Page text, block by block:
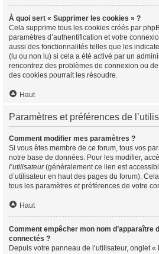
À quoi sert « Supprimer les cookies » ?
Cela supprime tous les cookies créés par
paramètres d’authentification et votre
aussi des fonctionnalités telles que les
(lu ou non lu) si cela a été activé par un
rencontrez des problèmes de connexion ou
des cookies pourrait les résoudre.
Haut
Paramètres et préférences de
Comment modifier mes paramètres ?
Si vous êtes membre de ce forum, tous vos
notre base de données. Pour les modifier,
l’utilisateur(généralement ce lien est
d’utilisateur en haut des pages du forum).
tous les paramètres et préférences de votre
Haut
Comment empêcher mon nom d’apparaître
connectés ?
Depuis votre panneau de l’utilisateur, onglet